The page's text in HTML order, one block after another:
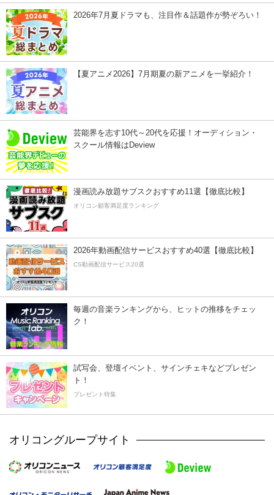
2026年7月夏ドラマも、注目作＆話題作が勢ぞろい！
【夏アニメ2026】7月期夏の新アニメを一挙紹介！
芸能界を志す10代～20代を応援！オーディション・
スクール情報はDeview
漫画読み放題サブスクおすすめ11選【徹底比較】
オリコン顧客満足度ランキング
2026年動画配信サービスおすすめ40選【徹底比較】
CS動画配信サービス20選
毎週の音楽ランキングから、ヒットの推移をチェッ
ク！
試写会、登壇イベント、サインチェキなどプレゼン
ト！
プレゼント特集
オリコングループサイト